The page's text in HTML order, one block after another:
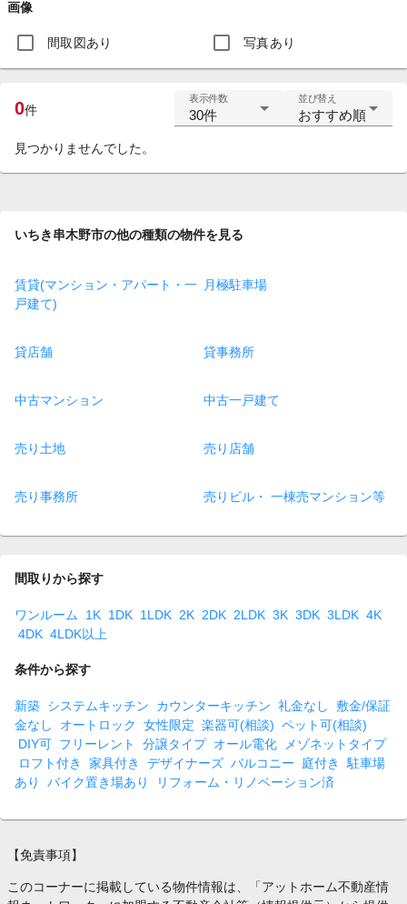
画像
間取図あり 写真あり
0件
表示件数
30件
並び替え
おすすめ順
見つかりませんでした。
いちき串木野市の他の種類の物件を見る
賃貸(マンション・アパート・一
戸建て)
月極駐車場
貸店舗 貸事務所
中古マンション 中古一戸建て
売り土地 売り店舗
売り事務所 売りビル・ 一棟売マンション等
間取りから探す
ワンルーム 1K 1DK 1LDK 2K 2DK 2LDK 3K 3DK 3LDK 4K
4DK 4LDK以上
条件から探す
新築 システムキッチン カウンターキッチン 礼金なし
敷金/保証
金なし
オートロック 女性限定 楽器可(相談) ペット可(相談)
DIY可 フリーレント 分譲タイプ オール電化
メゾネットタイプ
ロフト付き
家具付き デザイナーズ バルコニー 庭付き
駐車場
あり
バイク置き場あり リフォーム・リノベーション済
【免責事項】
このコーナーに掲載している物件情報は、「アットホーム不動産情